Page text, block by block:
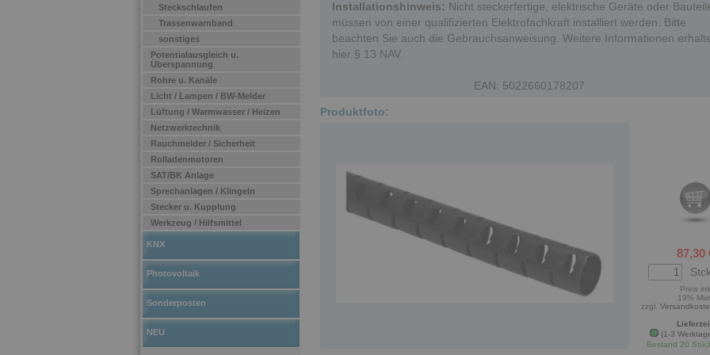
Steckschlaufen
Trassenwarnband
sonstiges
Potentialausgleich u.
Überspannung
Rohre u. Kanäle
Licht / Lampen / BW-Melder
Lüftung / Warmwasser / Heizen
Netzwerktechnik
Rauchmelder / Sicherheit
Rolladenmotoren
SAT/BK Anlage
Sprechanlagen / Klingeln
Stecker u. Kupplung
Werkzeug / Hilfsmittel
KNX
Photovoltaik
Sonderposten
NEU
Installationshinweis: Nicht steckerfertige, elektrische Geräte oder
müssen von einer qualifizierten Elektrofachkraft installiert werden. Bitte
beachten Sie auch die Gebrauchsanweisung. Weitere Informationen
hier § 13 NAV.
EAN: 5022660178207
Produktfoto:
87,30
Stck.
Preis
19%
zzgl.
(1-3
Bestand 20